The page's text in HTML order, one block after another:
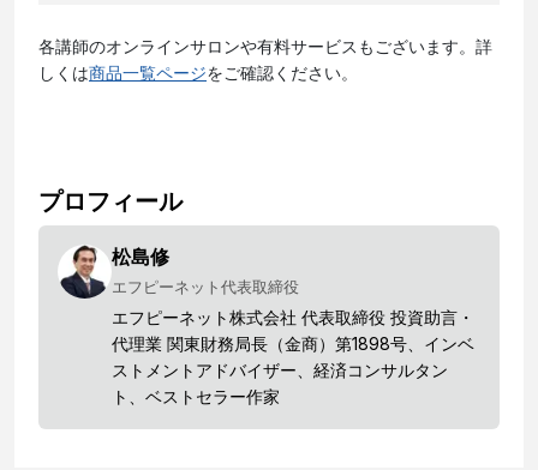
各講師のオンラインサロンや有料サービスもございます。詳
しくは商品一覧ページをご確認ください。
プロフィール
松島修
エフピーネット代表取締役
エフピーネット株式会社 代表取締役 投資助言・
代理業 関東財務局長（金商）第1898号、インベ
ストメントアドバイザー、経済コンサルタン
ト、ベストセラー作家